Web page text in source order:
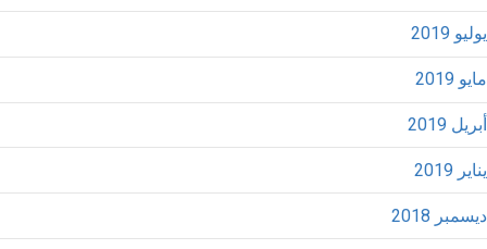
يوليو 2019
مايو 2019
أبريل 2019
يناير 2019
ديسمبر 2018